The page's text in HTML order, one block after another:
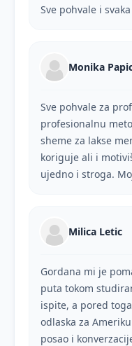
Sve pohvale i
Monika
Sve pohvale za
profesionalnu
sheme za lakse
koriguje ali i
ujedno i stroga.
Milica Letic
Gordana mi je
puta tokom
ispite, a pored
odlaska za
posao i